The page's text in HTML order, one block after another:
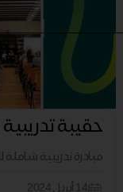
حقيبة
مبادرة تدريبية شاملة
14 أبريل 2024